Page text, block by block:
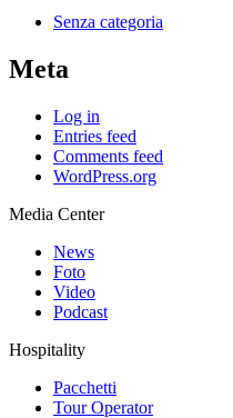
Senza categoria
Meta
Log in
Entries feed
Comments feed
WordPress.org
Media Center
News
Foto
Video
Podcast
Hospitality
Pacchetti
Tour Operator